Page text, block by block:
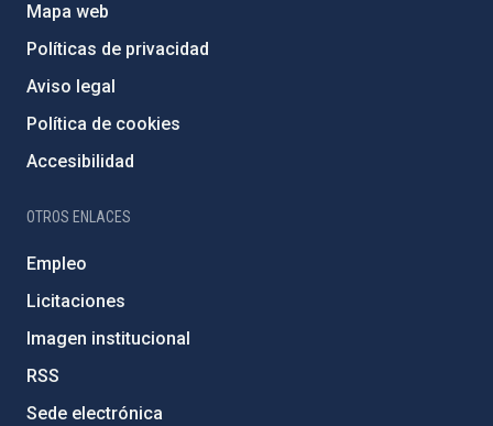
Mapa web
Políticas de privacidad
Aviso legal
Política de cookies
Accesibilidad
OTROS ENLACES
Empleo
Licitaciones
Imagen institucional
RSS
Sede electrónica